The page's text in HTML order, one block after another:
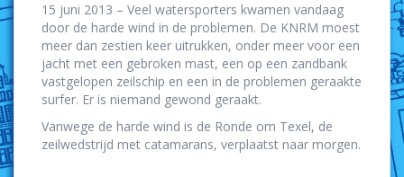
15 juni 2013 – Veel watersporters kwamen vandaag
door de harde wind in de problemen. De KNRM moest
meer dan zestien keer uitrukken, onder meer voor een
jacht met een gebroken mast, een op een zandbank
vastgelopen zeilschip en een in de problemen geraakte
surfer. Er is niemand gewond geraakt.
Vanwege de harde wind is de Ronde om Texel, de
zeilwedstrijd met catamarans, verplaatst naar morgen.